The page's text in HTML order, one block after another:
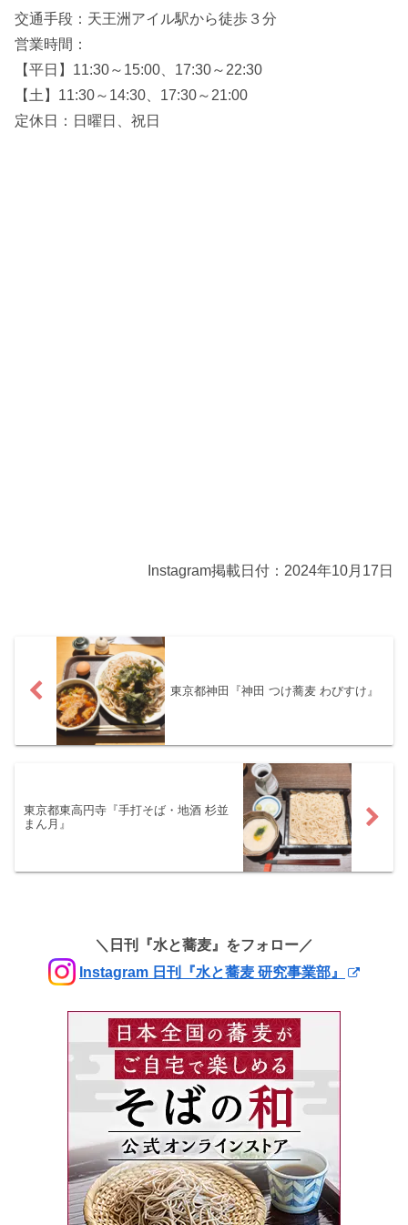
交通手段：天王洲アイル駅から徒歩３分
営業時間：
【平日】11:30～15:00、17:30～22:30
【土】11:30～14:30、17:30～21:00
定休日：日曜日、祝日
Instagram掲載日付：2024年10月17日
東京都神田『神田 つけ蕎麦 わびすけ』
東京都東高円寺『手打そば・地酒 杉並
まん月』
＼日刊『水と蕎麦』をフォロー／
Instagram 日刊『水と蕎麦 研究事業部』